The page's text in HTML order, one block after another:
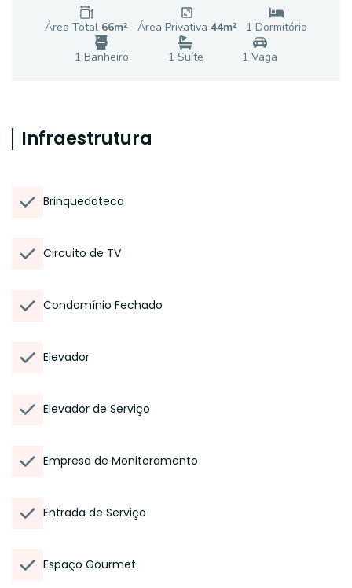
Área Total 66m² Área Privativa 44m² 1 Dormitório
1 Banheiro 1 Suíte 1 Vaga
Infraestrutura
Brinquedoteca
Circuito de TV
Condomínio Fechado
Elevador
Elevador de Serviço
Empresa de Monitoramento
Entrada de Serviço
Espaço Gourmet